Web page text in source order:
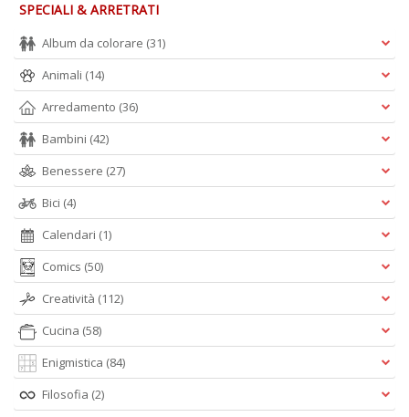
SPECIALI & ARRETRATI
Album da colorare (31)
Animali (14)
Arredamento (36)
Bambini (42)
Benessere (27)
Bici (4)
Calendari (1)
Comics (50)
Creatività (112)
Cucina (58)
Enigmistica (84)
Filosofia (2)